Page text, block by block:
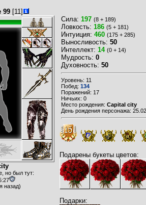
99 [11]
но был тут:
назад)
Сила: 197 (8 + 189)
Ловкость: 186 (5 + 181)
Интуиция: 460 (175 + 285)
Выносливость: 50
Интеллект: 14 (0 + 14)
Мудрость: 0
Духовность: 50
Уровень: 11
Побед: 134
Поражений: 17
Ничьих: 0
Место рождения: Capital city
День рождения персонажа:
Подарены букеты цветов:
Подарки: